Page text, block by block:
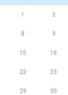
1 2
8 9
15 16
22 23
29 30